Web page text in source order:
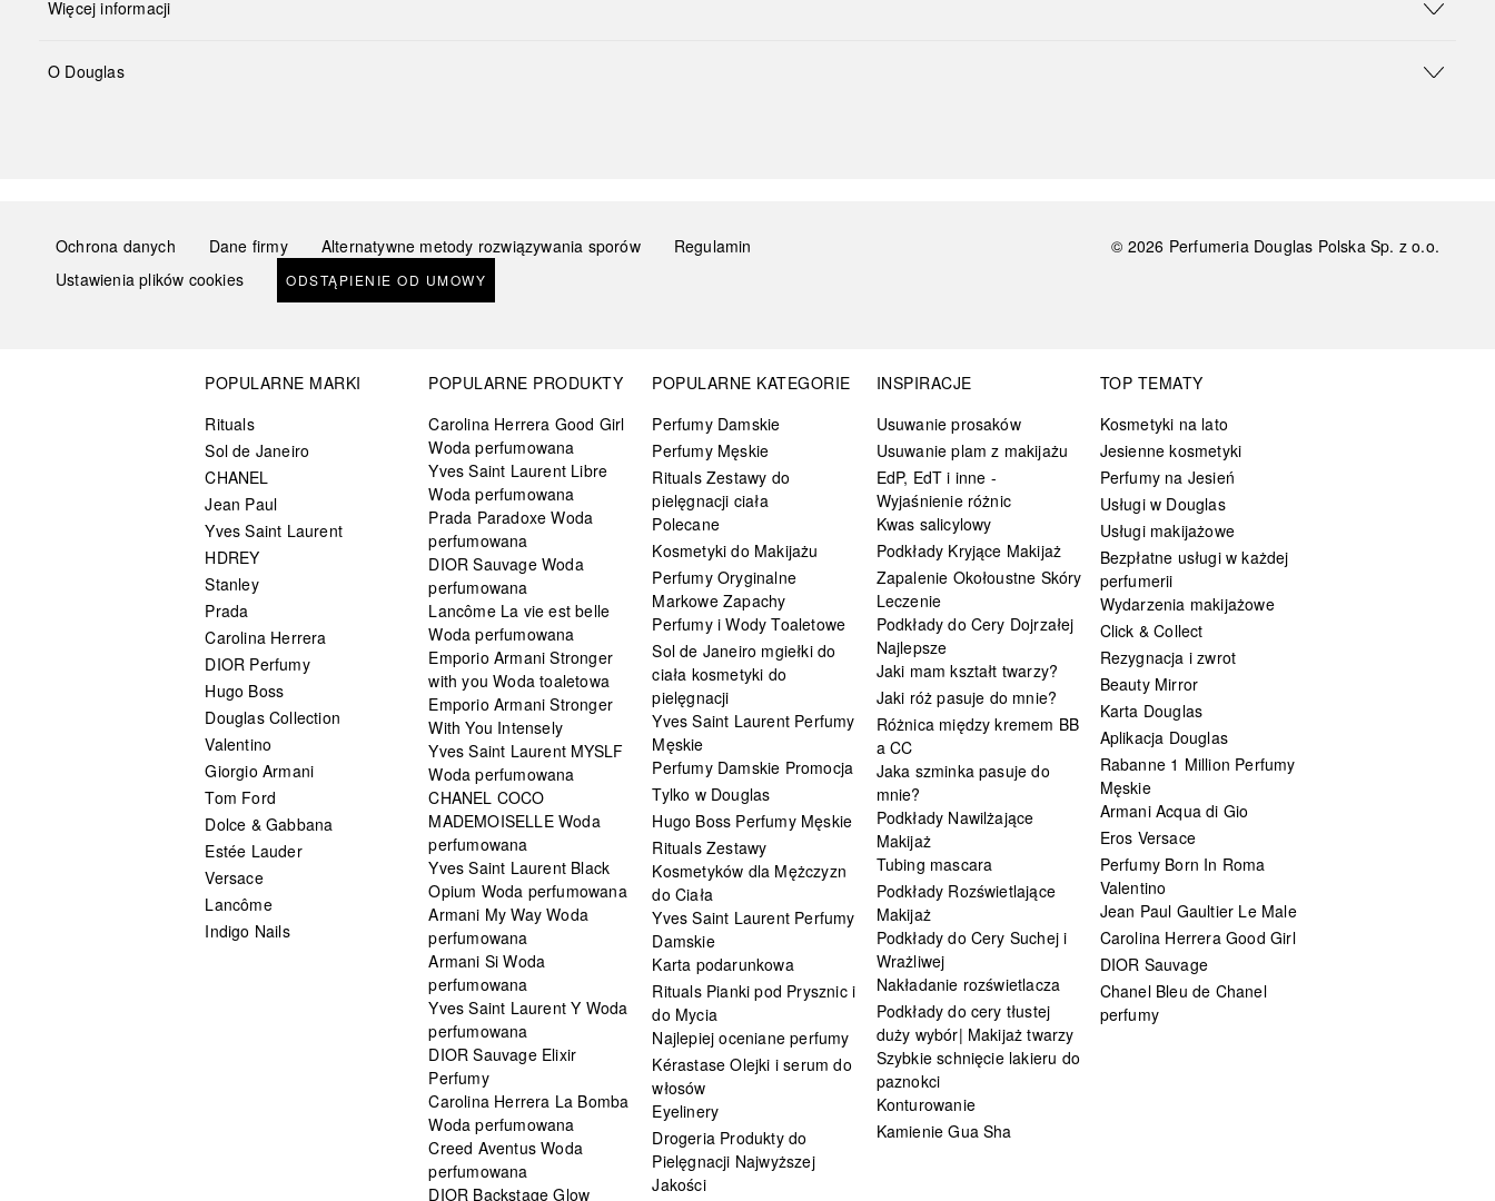
Więcej informacji
O Douglas
Ochrona danych Dane firmy Alternatywne metody rozwiązywania sporów
Regulamin
Ustawienia plików cookies
ODSTĄPIENIE OD UMOWY
© 2026 Perfumeria Douglas Polska Sp. z o.o.
POPULARNE MARKI
Rituals
Sol de Janeiro
CHANEL
Jean Paul
Yves Saint Laurent
HDREY
Stanley
Prada
Carolina Herrera
DIOR Perfumy
Hugo Boss
Douglas Collection
Valentino
Giorgio Armani
Tom Ford
Dolce & Gabbana
Estée Lauder
Versace
Lancôme
Indigo Nails
POPULARNE PRODUKTY
Carolina Herrera Good Girl
Woda perfumowana
Yves Saint Laurent Libre
Woda perfumowana
Prada Paradoxe Woda
perfumowana
DIOR Sauvage Woda
perfumowana
Lancôme La vie est belle
Woda perfumowana
Emporio Armani Stronger
with you Woda toaletowa
Emporio Armani Stronger
With You Intensely
Yves Saint Laurent MYSLF
Woda perfumowana
CHANEL COCO
MADEMOISELLE Woda
perfumowana
Yves Saint Laurent Black
Opium Woda perfumowana
Armani My Way Woda
perfumowana
Armani Si Woda
perfumowana
Yves Saint Laurent Y Woda
perfumowana
DIOR Sauvage Elixir
Perfumy
Carolina Herrera La Bomba
Woda perfumowana
Creed Aventus Woda
perfumowana
DIOR Backstage Glow
POPULARNE KATEGORIE
Perfumy Damskie
Perfumy Męskie
Rituals Zestawy do
pielęgnacji ciała
Polecane
Kosmetyki do Makijażu
Perfumy Oryginalne
Markowe Zapachy
Perfumy i Wody Toaletowe
Sol de Janeiro mgiełki do
ciała kosmetyki do
pielęgnacji
Yves Saint Laurent Perfumy
Męskie
Perfumy Damskie Promocja
Tylko w Douglas
Hugo Boss Perfumy Męskie
Rituals Zestawy
Kosmetyków dla Mężczyzn
do Ciała
Yves Saint Laurent Perfumy
Damskie
Karta podarunkowa
Rituals Pianki pod Prysznic i
do Mycia
Najlepiej oceniane perfumy
Kérastase Olejki i serum do
włosów
Eyelinery
Drogeria Produkty do
Pielęgnacji Najwyższej
Jakości
INSPIRACJE
Usuwanie prosaków
Usuwanie plam z makijażu
EdP, EdT i inne -
Wyjaśnienie różnic
Kwas salicylowy
Podkłady Kryjące Makijaż
Zapalenie Okołoustne Skóry
Leczenie
Podkłady do Cery Dojrzałej
Najlepsze
Jaki mam kształt twarzy?
Jaki róż pasuje do mnie?
Różnica między kremem BB
a CC
Jaka szminka pasuje do
mnie?
Podkłady Nawilżające
Makijaż
Tubing mascara
Podkłady Rozświetlające
Makijaż
Podkłady do Cery Suchej i
Wrażliwej
Nakładanie rozświetlacza
Podkłady do cery tłustej
duży wybór| Makijaż twarzy
Szybkie schnięcie lakieru do
paznokci
Konturowanie
Kamienie Gua Sha
TOP TEMATY
Kosmetyki na lato
Jesienne kosmetyki
Perfumy na Jesień
Usługi w Douglas
Usługi makijażowe
Bezpłatne usługi w każdej
perfumerii
Wydarzenia makijażowe
Click & Collect
Rezygnacja i zwrot
Beauty Mirror
Karta Douglas
Aplikacja Douglas
Rabanne 1 Million Perfumy
Męskie
Armani Acqua di Gio
Eros Versace
Perfumy Born In Roma
Valentino
Jean Paul Gaultier Le Male
Carolina Herrera Good Girl
DIOR Sauvage
Chanel Bleu de Chanel
perfumy